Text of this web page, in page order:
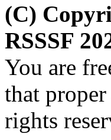
(C)
RSSSF
You are
that
rights